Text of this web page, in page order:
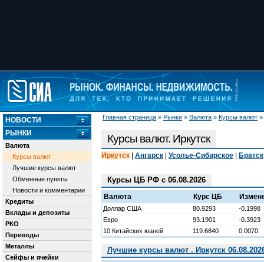
Главная страница » Рынки » Валюта » Курсы валют »
НОВОСТИ
РЫНКИ
Валюта
Курсы валют
Лучшие курсы валют
Обменные пункты
Новости и комментарии
Кредиты
Вклады и депозиты
РКО
Переводы
Металлы
Сейфы и ячейки
Курсы валют. Иркутск
Иркутск Ангарск Усолье-Сибирское Братск
Курсы ЦБ РФ с 06.08.2026
Валюта Курс ЦБ
Доллар США 80.9293
-0.1998
Евро
93.1901
-0.3923
10 Китайских юаней
119.6840 0.0070
Лучшие курсы валют . Иркутск